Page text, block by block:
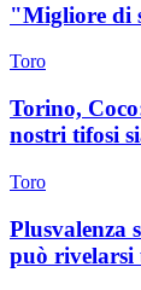
"Migliore di
Toro
Torino,
nostri tifosi
Toro
Plusvalenza
può rivelarsi